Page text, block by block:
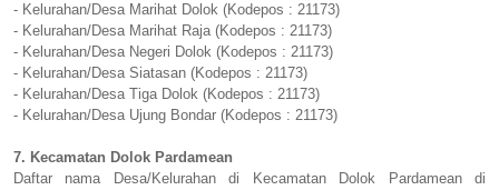
- Kelurahan/Desa Marihat Dolok (Kodepos : 21173)
- Kelurahan/Desa Marihat Raja (Kodepos : 21173)
- Kelurahan/Desa Negeri Dolok (Kodepos : 21173)
- Kelurahan/Desa Siatasan (Kodepos : 21173)
- Kelurahan/Desa Tiga Dolok (Kodepos : 21173)
- Kelurahan/Desa Ujung Bondar (Kodepos : 21173)
7. Kecamatan Dolok Pardamean
Daftar nama Desa/Kelurahan di Kecamatan Dolok Pardamean di